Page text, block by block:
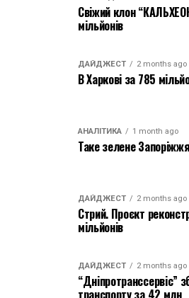
Свіжий клон
мільйонів
ДАЙДЖЕСТ 2 months ago
В Харкові за 785
АНАЛІТИКА 1 month ago
Таке зелене Запоріжжя
ДАЙДЖЕСТ 2 months ago
Стрий. Проєкт
мільйонів
ДАЙДЖЕСТ 2 months ago
“Дніпротранссервіс”
транспорту за 42 млн